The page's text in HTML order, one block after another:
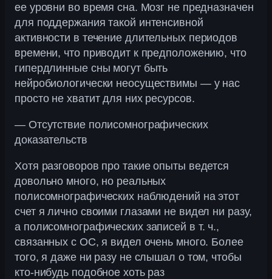
ее уровни во время сна. Мозг не предназначен
для поддержания такой интенсивной
активности в течение длительных периодов
времени, что приводит к предположению, что
гипердлинные сны могут быть
нейробиологически неосуществимы — у нас
просто не хватит для них ресурсов.
— Отсутствие полисомнографических
доказательств
Хотя разговоров про такие опыты ведется
довольно много, но реальных
полисомнографических наблюдений на этот
счет я лично своими глазами не видел ни разу,
а полисомнографических записей в т. ч.,
связанных с ОС, я видел очень много. Более
того, я даже ни разу не слышал о том, чтобы
кто-нибудь подобное хоть раз